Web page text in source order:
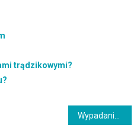
trądzikowymi?